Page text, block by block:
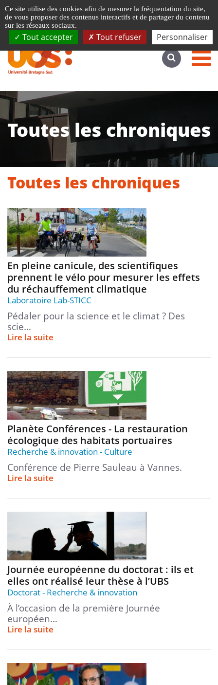
Accéder au site complet
Toutes les chroniques
Toutes les chroniques
En pleine canicule, des scientifiques
prennent le vélo pour mesurer les effets
du réchauffement climatique
Laboratoire Lab-STICC
Pédaler pour la science et le climat ? Des
scie…
Lire la suite
Planète Conférences - La restauration
écologique des habitats portuaires
Recherche & innovation Culture
Conférence de Pierre Sauleau à Vannes.
Lire la suite
Journée européenne du doctorat : ils et
elles ont réalisé leur thèse à l’UBS
Doctorat Recherche & innovation
À l’occasion de la première Journée
européen…
Lire la suite
Ce site utilise des cookies afin de mesurer la fréquentation du site,
de vous proposer des contenus interactifs et de partager du contenu
sur les réseaux sociaux.
Tout accepter Tout refuser Personnaliser